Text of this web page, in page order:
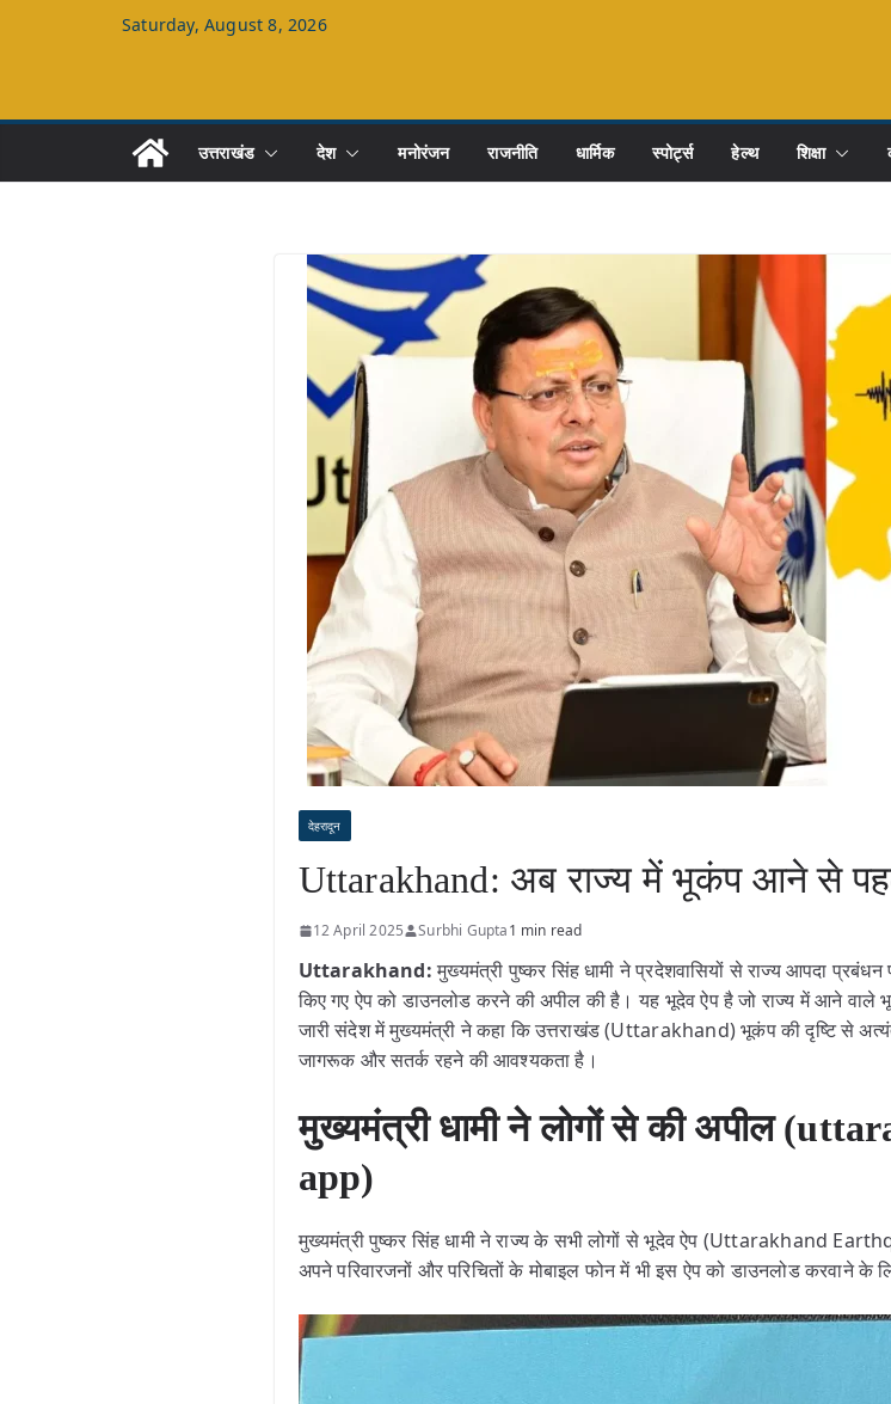
Saturday, August 8, 2026
उत्तराखंड देश मनोरंजन राजनीति धार्मिक स्पोर्ट्स हेल्थ शिक्षा
देहरादून
Uttarakhand: अब राज्य में भूकंप आने से
12 April 2025 Surbhi Gupta1 min read
Uttarakhand:मुख्यमंत्री पुष्कर सिंह धामी ने प्रदेशवासियों से राज्य आपदा
किए गए ऐप को डाउनलोड करने की अपील की है। यह भूदेव ऐप है जो राज्य में आने वाले
जारी संदेश में मुख्यमंत्री ने कहा कि उत्तराखंड (Uttarakhand) भूकंप की दृष्टि से
जागरूक और सतर्क रहने की आवश्यकता है।
मुख्यमंत्री धामी ने लोगों से की अपील
app)
मुख्यमंत्री पुष्कर सिंह धामी ने राज्य के सभी लोगों से भूदेव ऐप (Uttarakhand
अपने परिवारजनों और परिचितों के मोबाइल फोन में भी इस ऐप को डाउनलोड करवाने